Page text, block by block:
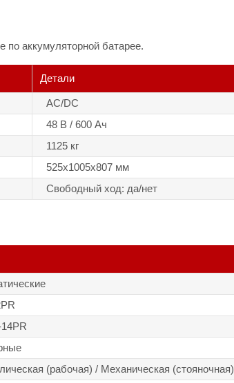
аккумуляторной батарее.
Детали
АС/DC
48 В / 600 Ач
1125 кг
525х1005х807 мм
Свободный ход: да/нет
(рабочая) / Механическая (стояночная)